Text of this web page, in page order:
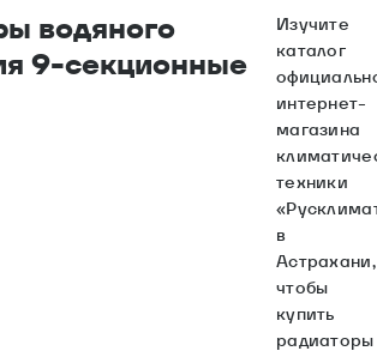
водяного
9-секционные
Изучите
каталог
интернет-
магазина
техники
в
Астрахани,
чтобы
купить
радиаторы